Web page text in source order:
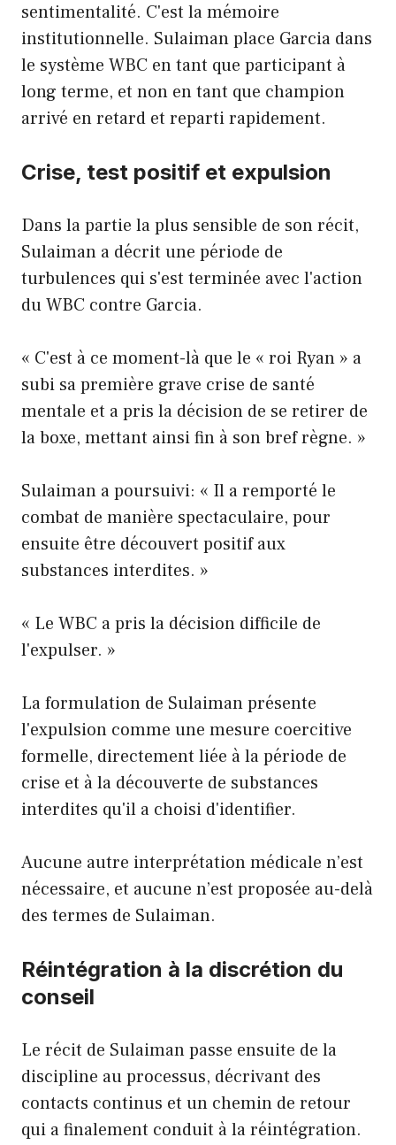
sentimentalité. C'est la mémoire
institutionnelle. Sulaiman place Garcia dans
le système WBC en tant que participant à
long terme, et non en tant que champion
arrivé en retard et reparti rapidement.
Crise, test positif et expulsion
Dans la partie la plus sensible de son récit,
Sulaiman a décrit une période de
turbulences qui s'est terminée avec l'action
du WBC contre Garcia.
« C'est à ce moment-là que le « roi Ryan » a
subi sa première grave crise de santé
mentale et a pris la décision de se retirer de
la boxe, mettant ainsi fin à son bref règne. »
Sulaiman a poursuivi: « Il a remporté le
combat de manière spectaculaire, pour
ensuite être découvert positif aux
substances interdites. »
« Le WBC a pris la décision difficile de
l'expulser. »
La formulation de Sulaiman présente
l'expulsion comme une mesure coercitive
formelle, directement liée à la période de
crise et à la découverte de substances
interdites qu'il a choisi d'identifier.
Aucune autre interprétation médicale n’est
nécessaire, et aucune n’est proposée au-delà
des termes de Sulaiman.
Réintégration à la discrétion du
conseil
Le récit de Sulaiman passe ensuite de la
discipline au processus, décrivant des
contacts continus et un chemin de retour
qui a finalement conduit à la réintégration.